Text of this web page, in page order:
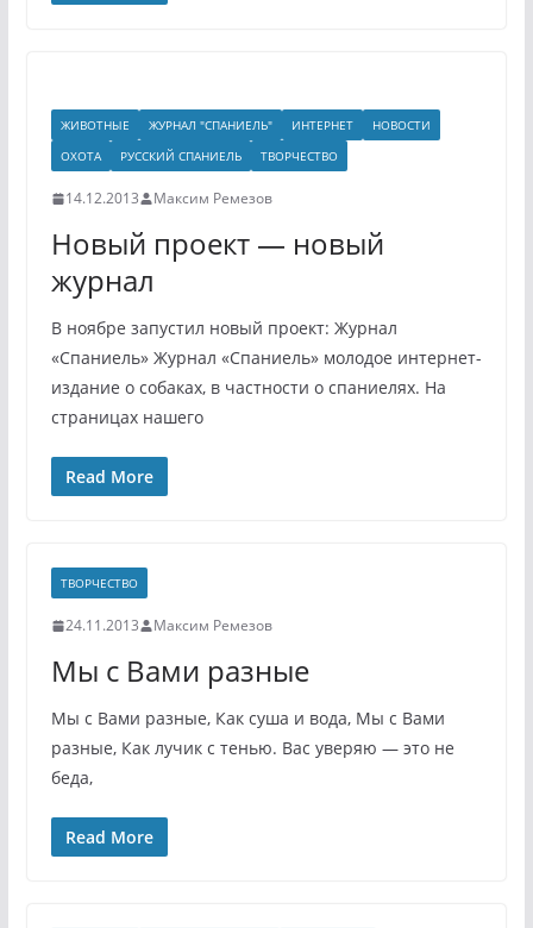
ЖИВОТНЫЕ ЖУРНАЛ "СПАНИЕЛЬ" ИНТЕРНЕТ
НОВОСТИ
ОХОТА
РУССКИЙ СПАНИЕЛЬ ТВОРЧЕСТВО
14.12.2013 Максим Ремезов
Новый проект — новый
журнал
В ноябре запустил новый проект: Журнал
«Спаниель» Журнал «Спаниель» молодое интернет-
издание о собаках, в частности о спаниелях. На
страницах нашего
Read More
ТВОРЧЕСТВО
24.11.2013 Максим Ремезов
Мы с Вами разные
Мы с Вами разные, Как суша и вода, Мы с Вами
разные, Как лучик с тенью. Вас уверяю — это не
беда,
Read More